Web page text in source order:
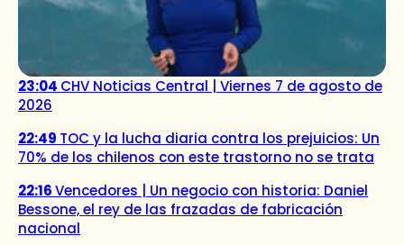
23:04 CHV Noticias Central | Viernes 7 de agosto de
2026
22:49 TOC y la lucha diaria contra los prejuicios: Un
70% de los chilenos con este trastorno no se trata
22:16Vencedores | Un negocio con historia: Daniel
Bessone, el rey de las frazadas de fabricación
nacional